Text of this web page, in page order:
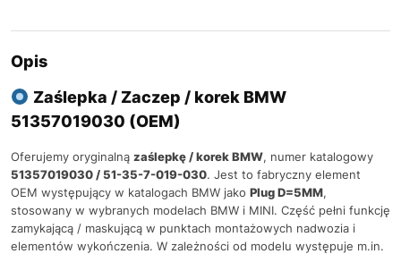
Opis
Zaślepka / Zaczep / korek BMW
51357019030 (OEM)
Oferujemy oryginalną zaślepkę / korek BMW, numer katalogowy
51357019030 / 51-35-7-019-030. Jest to fabryczny element
OEM występujący w katalogach BMW jako Plug D=5MM,
stosowany w wybranych modelach BMW i MINI. Część pełni funkcję
zamykającą / maskującą w punktach montażowych nadwozia i
elementów wykończenia. W zależności od modelu występuje m.in.